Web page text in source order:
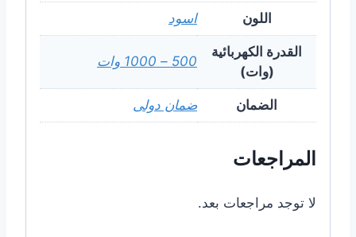
اللون اسود
القدرة الكهربائية
(وات)
500 – 1000 وات
الضمان ضمان دولى
المراجعات
لا توجد مراجعات بعد.